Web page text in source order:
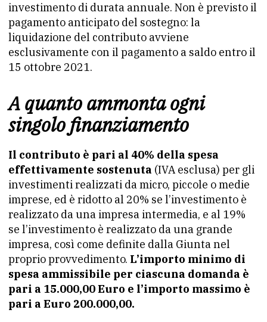
investimento di durata annuale. Non è previsto il
pagamento anticipato del sostegno: la
liquidazione del contributo avviene
esclusivamente con il pagamento a saldo entro il
15 ottobre 2021.
A quanto ammonta ogni
singolo finanziamento
Il contributo è pari al 40% della spesa
effettivamente sostenuta (IVA esclusa) per gli
investimenti realizzati da micro, piccole o medie
imprese, ed è ridotto al 20% se l’investimento è
realizzato da una impresa intermedia, e al 19%
se l’investimento è realizzato da una grande
impresa, così come definite dalla Giunta nel
proprio provvedimento. L’importo minimo di
spesa ammissibile per ciascuna domanda è
pari a 15.000,00 Euro e l’importo massimo è
pari a Euro 200.000,00.